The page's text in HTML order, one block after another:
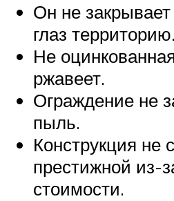
Он не
глаз территорию.
Не
ржавеет.
Ограждение не
пыль.
Конструкция не
престижной из-
стоимости.